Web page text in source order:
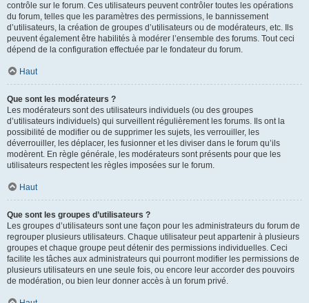
contrôle sur le forum. Ces utilisateurs peuvent contrôler toutes les opérations
du forum, telles que les paramètres des permissions, le bannissement
d’utilisateurs, la création de groupes d’utilisateurs ou de modérateurs, etc. Ils
peuvent également être habilités à modérer l’ensemble des forums. Tout ceci
dépend de la configuration effectuée par le fondateur du forum.
Haut
Que sont les modérateurs ?
Les modérateurs sont des utilisateurs individuels (ou des groupes
d’utilisateurs individuels) qui surveillent régulièrement les forums. Ils ont la
possibilité de modifier ou de supprimer les sujets, les verrouiller, les
déverrouiller, les déplacer, les fusionner et les diviser dans le forum qu’ils
modèrent. En règle générale, les modérateurs sont présents pour que les
utilisateurs respectent les règles imposées sur le forum.
Haut
Que sont les groupes d’utilisateurs ?
Les groupes d’utilisateurs sont une façon pour les administrateurs du forum de
regrouper plusieurs utilisateurs. Chaque utilisateur peut appartenir à plusieurs
groupes et chaque groupe peut détenir des permissions individuelles. Ceci
facilite les tâches aux administrateurs qui pourront modifier les permissions de
plusieurs utilisateurs en une seule fois, ou encore leur accorder des pouvoirs
de modération, ou bien leur donner accès à un forum privé.